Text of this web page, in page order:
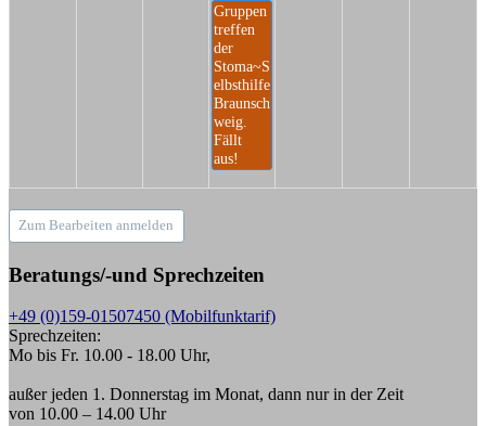
Gruppen
treffen
der
Stoma~S
elbsthilfe
Braunsch
weig.
Fällt
aus!
Zum Bearbeiten anmelden
Beratungs/-und Sprechzeiten
+49 (0)159-01507450 (Mobilfunktarif)
Sprechzeiten:
Mo bis Fr. 10.00 - 18.00 Uhr,
außer jeden 1. Donnerstag im Monat, dann nur in der Zeit
von 10.00 – 14.00 Uhr